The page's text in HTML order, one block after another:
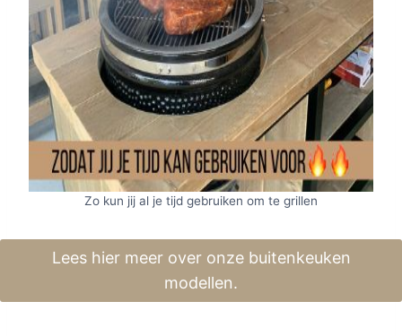
Zo kun jij al je tijd gebruiken om te grillen
Lees hier meer over onze buitenkeuken
modellen.